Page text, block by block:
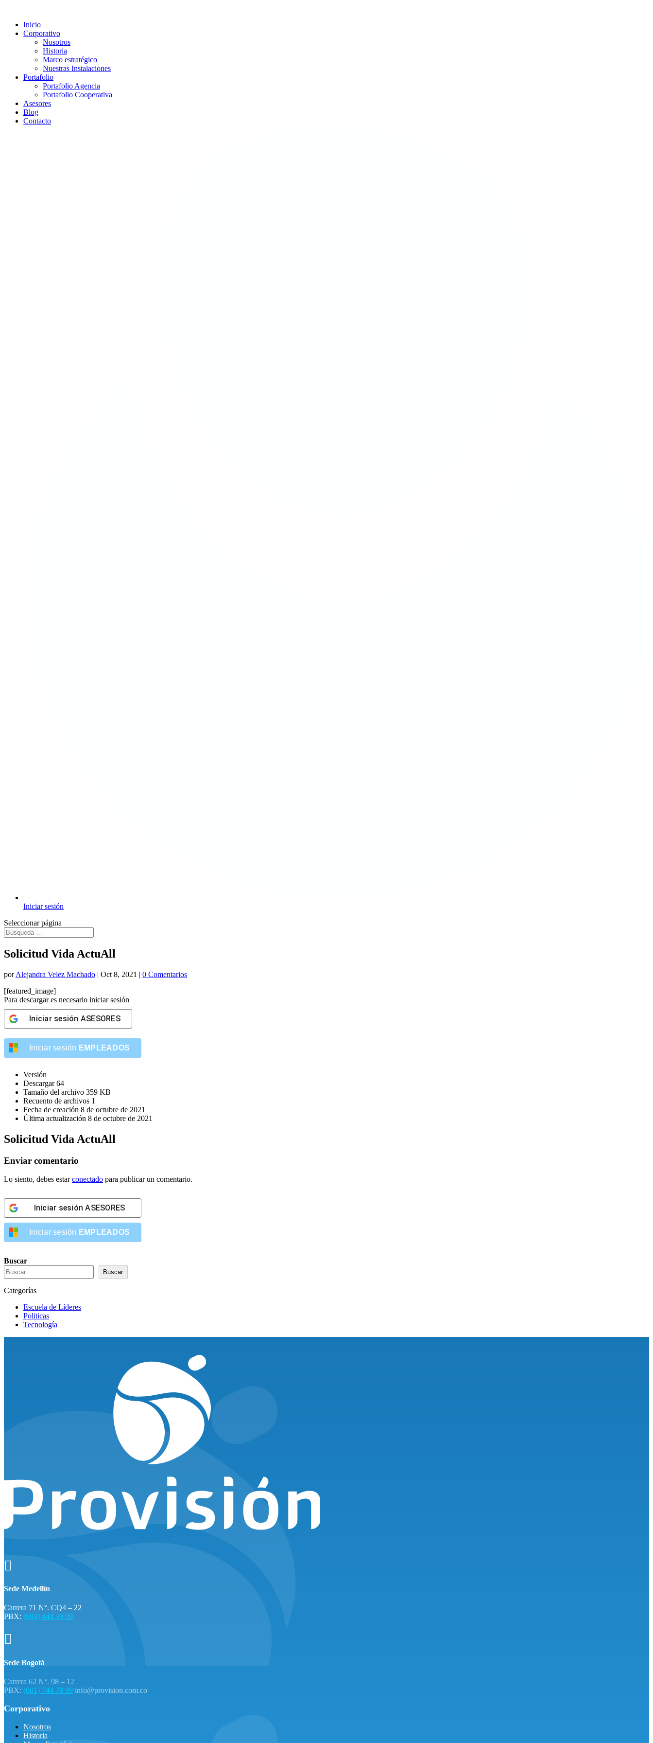
Inicio
Corporativo
Nosotros
Historia
Marco estratégico
Nuestras Instalaciones
Portafolio
Portafolio Agencia
Portafolio Cooperativa
Asesores
Blog
Contacto
Iniciar sesión
Seleccionar página
Solicitud Vida ActuAll
porAlejandra Velez Machado | Oct 8, 2021 | 0 Comentarios
[featured_image]
Para descargar es necesario iniciar sesión
Iniciar sesión ASESORES
Iniciar sesión EMPLEADOS
Versión
Descargar64
Tamaño del archivo 359 KB
Recuento de archivos 1
Fecha de creación 8 de octubre de 2021
Última actualización 8 de octubre de 2021
Solicitud Vida ActuAll
Enviar comentario
Lo siento, debes estarconectado para publicar un comentario.
Iniciar sesiónASESORES
Iniciar sesión EMPLEADOS
Buscar
Buscar
Categorías
Escuela de Líderes
Politicas
Tecnología

Sede Medellín
Carrera 71 N°. CQ4 – 22
PBX: (604) 444 49 09

Sede Bogotá
Carrera 62 N°. 98 – 12
PBX: (601) 744 78 99 info@provision.com.co
Corporativo
Nosotros
Historia